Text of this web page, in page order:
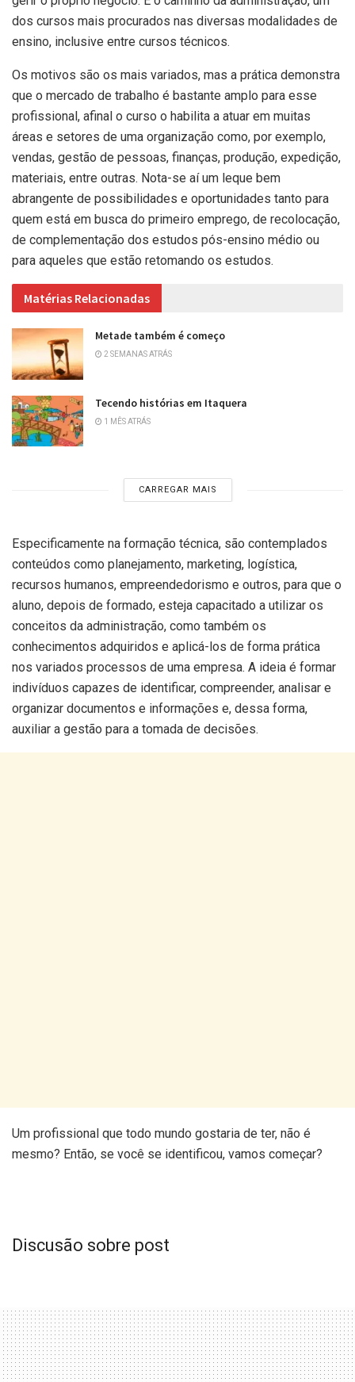
dos cursos mais procurados nas diversas modalidades de
ensino, inclusive entre cursos técnicos.
Os motivos são os mais variados, mas a prática demonstra
que o mercado de trabalho é bastante amplo para esse
profissional, afinal o curso o habilita a atuar em muitas
áreas e setores de uma organização como, por exemplo,
vendas, gestão de pessoas, finanças, produção, expedição,
materiais, entre outras. Nota-se aí um leque bem
abrangente de possibilidades e oportunidades tanto para
quem está em busca do primeiro emprego, de recolocação,
de complementação dos estudos pós-ensino médio ou
para aqueles que estão retomando os estudos.
Matérias Relacionadas
Metade também é começo
2 SEMANAS ATRÁS
Tecendo histórias em Itaquera
1 MÊS ATRÁS
CARREGAR MAIS
Especificamente na formação técnica, são contemplados
conteúdos como planejamento, marketing, logística,
recursos humanos, empreendedorismo e outros, para que o
aluno, depois de formado, esteja capacitado a utilizar os
conceitos da administração, como também os
conhecimentos adquiridos e aplicá-los de forma prática
nos variados processos de uma empresa. A ideia é formar
indivíduos capazes de identificar, compreender, analisar e
organizar documentos e informações e, dessa forma,
auxiliar a gestão para a tomada de decisões.
Um profissional que todo mundo gostaria de ter, não é
mesmo? Então, se você se identificou, vamos começar?
Discusão sobre post